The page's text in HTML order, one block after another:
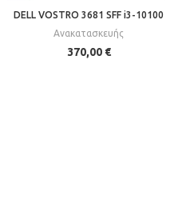
DELL VOSTRO 3681 SFF i3-10100
Ανακατασκευής
370,00 €